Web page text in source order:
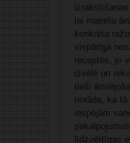
lai mainītu
konkrēta
vispārīgā
receptēs, jo
izvēlē un
tieši
norāda, ka
iespējām
līdzvērtīgas